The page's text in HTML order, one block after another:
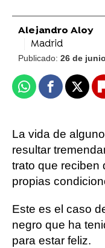
Alejandro Aloy
Madrid
Publicado: 26 de
WhatsappFacebook
X
La vida de
resultar
trato que reciben
propias
Este es el caso
negro que ha
para estar feliz.